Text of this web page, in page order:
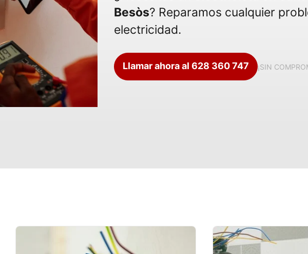
Besòs? Reparamos cualquier
electricidad.
Llamar ahora al 628 360 747 ¡SIN